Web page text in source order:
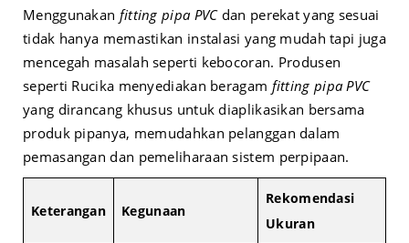
Menggunakan fitting pipa PVCdan perekat yang sesuai
tidak hanya memastikan instalasi yang mudah tapi juga
mencegah masalah seperti kebocoran. Produsen
seperti Rucika menyediakan beragam fitting pipa PVC
yang dirancang khusus untuk diaplikasikan bersama
produk pipanya, memudahkan pelanggan dalam
pemasangan dan pemeliharaan sistem perpipaan.
Keterangan Kegunaan
Rekomendasi
Ukuran